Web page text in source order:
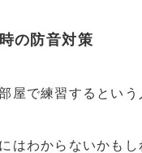
の防音対策
屋で練習するという
はわからないかもし